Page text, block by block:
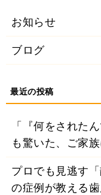
お知らせ
ブログ
「『何をされた
も驚いた、ご家
プロでも見逃す
の症例が教える